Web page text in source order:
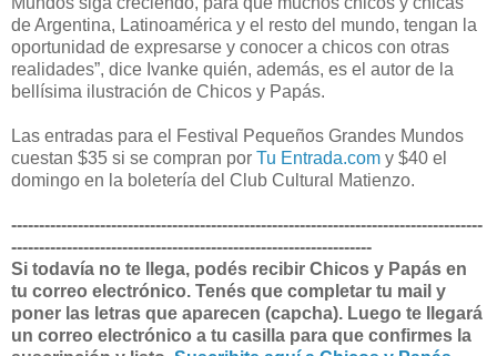
de Argentina, Latinoamérica y el resto del mundo, tengan la
oportunidad de expresarse y conocer a chicos con otras
realidades”, dice Ivanke quién, además, es el autor de la
bellísima ilustración de Chicos y Papás.
Las entradas para el Festival Pequeños Grandes Mundos
cuestan $35 si se compran por Tu Entrada.com y $40 el
domingo en la boletería del Club Cultural Matienzo.
-------------------------------------------------------------------------------------
-----------------------------------------------------------------
Si todavía no te llega, podés recibir Chicos y Papás en
tu correo electrónico. Tenés que completar tu mail y
poner las letras que aparecen (capcha). Luego te llegará
un correo electrónico a tu casilla para que confirmes la